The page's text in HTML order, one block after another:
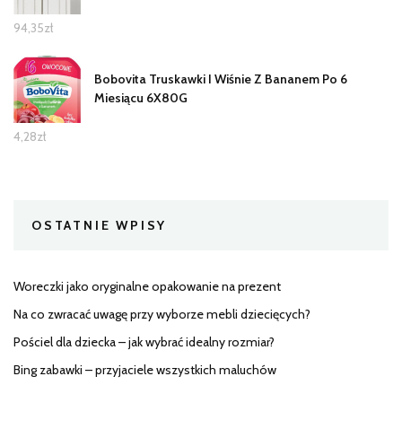
94,35zł
Bobovita Truskawki I Wiśnie Z Bananem Po 6
Miesiącu 6X80G
4,28zł
OSTATNIE WPISY
Woreczki jako oryginalne opakowanie na prezent
Na co zwracać uwagę przy wyborze mebli dziecięcych?
Pościel dla dziecka – jak wybrać idealny rozmiar?
Bing zabawki – przyjaciele wszystkich maluchów